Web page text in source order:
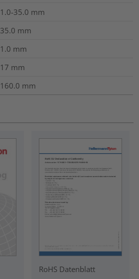
1.0-35.0 mm
35.0 mm
1.0 mm
17 mm
160.0 mm
RoHS Datenblatt